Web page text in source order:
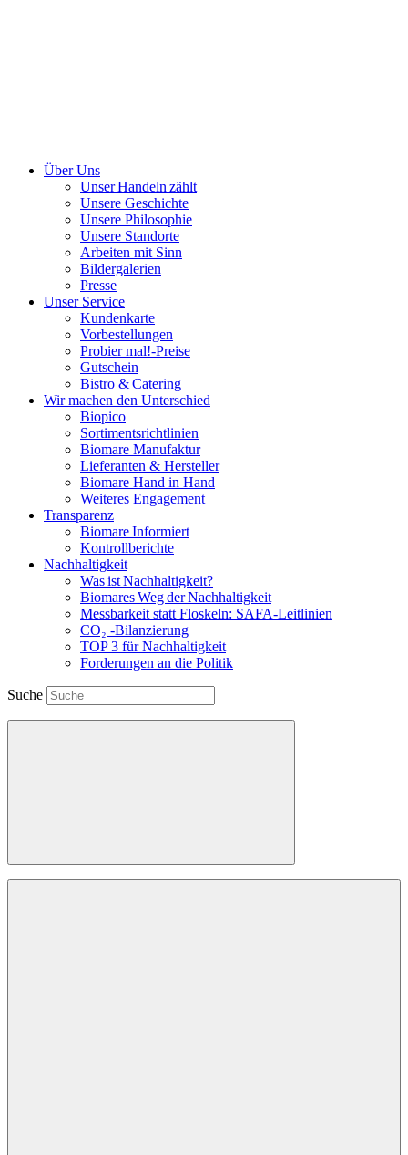
Über Uns
Unser Handeln zählt
Unsere Geschichte
Unsere Philosophie
Unsere Standorte
Arbeiten mit Sinn
Bildergalerien
Presse
Unser Service
Kundenkarte
Vorbestellungen
Probier mal!-Preise
Gutschein
Bistro & Catering
Wir machen den Unterschied
Biopico
Sortimentsrichtlinien
Biomare Manufaktur
Lieferanten & Hersteller
Biomare Hand in Hand
Weiteres Engagement
Transparenz
Biomare Informiert
Kontrollberichte
Nachhaltigkeit
Was ist Nachhaltigkeit?
Biomares Weg der Nachhaltigkeit
Messbarkeit statt Floskeln: SAFA-Leitlinien
CO₂ -Bilanzierung
TOP 3 für Nachhaltigkeit
Forderungen an die Politik
Suche